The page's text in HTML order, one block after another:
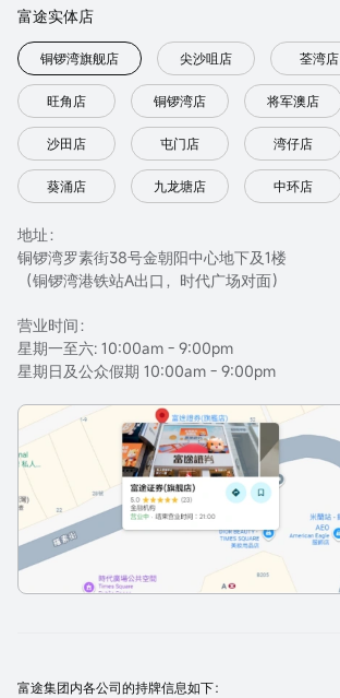
富途实体店
铜锣湾旗舰店 尖沙咀店 荃湾店
旺角店 铜锣湾店 将军澳店
沙田店 屯门店 湾仔店
葵涌店 九龙塘店 中环店
地址：
铜锣湾罗素街38号金朝阳中心地下及1楼
（铜锣湾港铁站A出口，时代广场对面）
营业时间：
星期一至六: 10:00am - 9:00pm
星期日及公众假期 10:00am - 9:00pm
富途集团内各公司的持牌信息如下：